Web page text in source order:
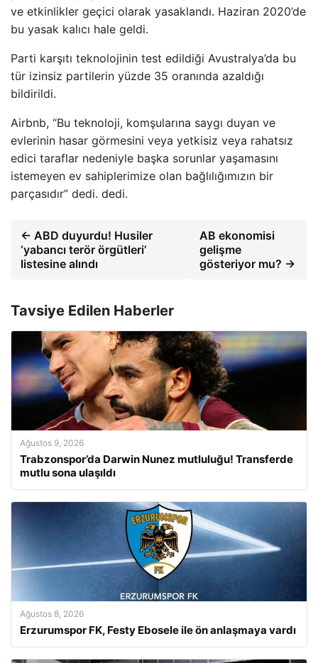
ve etkinlikler geçici olarak yasaklandı. Haziran 2020’de
bu yasak kalıcı hale geldi.
Parti karşıtı teknolojinin test edildiği Avustralya’da bu
tür izinsiz partilerin yüzde 35 oranında azaldığı
bildirildi.
Airbnb, “Bu teknoloji, komşularına saygı duyan ve
evlerinin hasar görmesini veya yetkisiz veya rahatsız
edici taraflar nedeniyle başka sorunlar yaşamasını
istemeyen ev sahiplerimize olan bağlılığımızın bir
parçasıdır” dedi. dedi.
← ABD duyurdu! Husiler
‘yabancı terör örgütleri’
listesine alındı
AB ekonomisi
gelişme
gösteriyor mu? →
Tavsiye Edilen Haberler
Ağustos 9, 2026
Trabzonspor’da Darwin Nunez mutluluğu! Transferde
mutlu sona ulaşıldı
Ağustos 8, 2026
Erzurumspor FK, Festy Ebosele ile ön anlaşmaya vardı